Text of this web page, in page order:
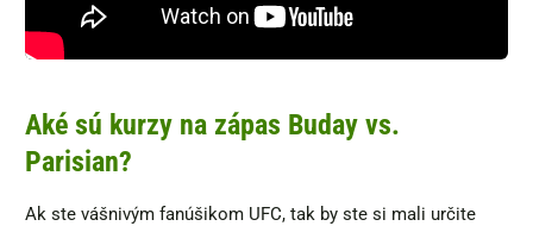
Aké sú kurzy na zápas Buday vs.
Parisian?
Ak ste vášnivým fanúšikom UFC, tak by ste si mali určite